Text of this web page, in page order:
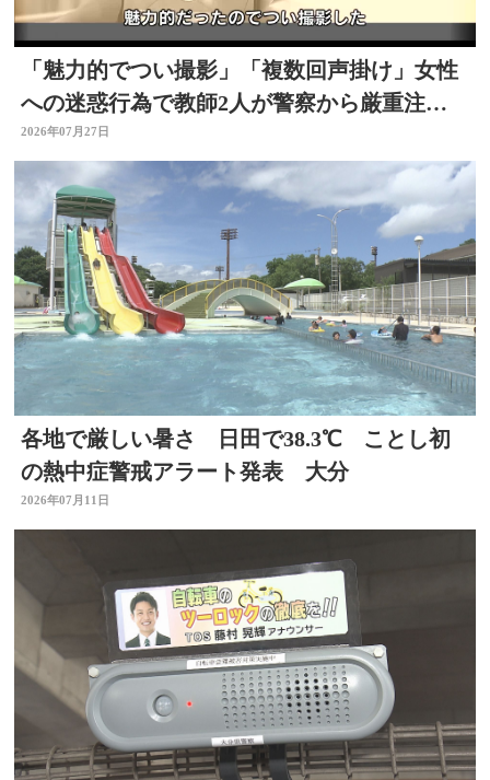
「魅力的でつい撮影」「複数回声掛け」女性
への迷惑行為で教師2人が警察から厳重注
意 文書訓告に 大分
2026年07月27日
各地で厳しい暑さ 日田で38.3℃ ことし初
の熱中症警戒アラート発表 大分
2026年07月11日